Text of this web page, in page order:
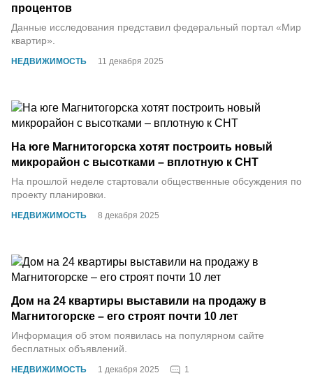
НЕДВИЖИМОСТЬ 11 декабря 2025
процентов
Данные исследования представил федеральный портал «Мир
квартир».
НЕДВИЖИМОСТЬ 8 декабря 2025
На юге Магнитогорска хотят построить новый
микрорайон с высотками – вплотную к СНТ
На прошлой неделе стартовали общественные обсуждения по
проекту планировки.
НЕДВИЖИМОСТЬ 1 декабря 2025 1
Дом на 24 квартиры выставили на продажу в
Магнитогорске – его строят почти 10 лет
Информация об этом появилась на популярном сайте
бесплатных объявлений.